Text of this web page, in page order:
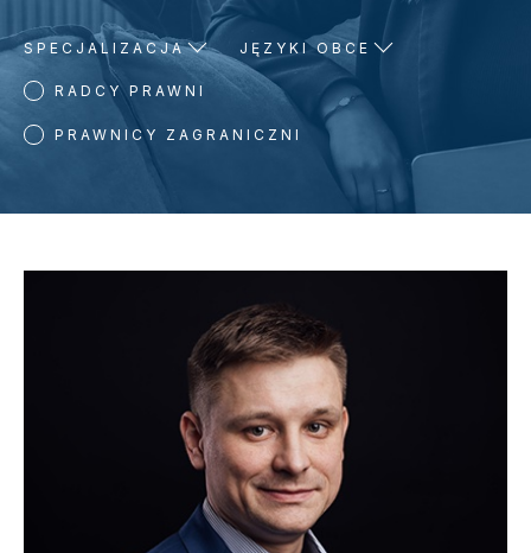
SPECJALIZACJA JĘZYKI OBCE
RADCY PRAWNI
PRAWNICY ZAGRANICZNI